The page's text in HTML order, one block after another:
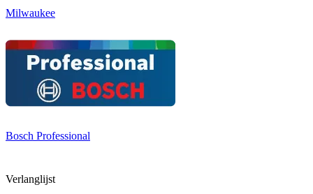
Milwaukee
Bosch Professional
Verlanglijst